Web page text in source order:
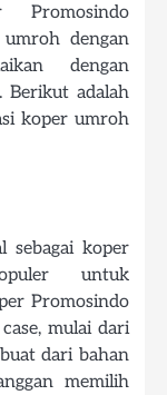
dengan
dengan
Berikut adalah
koper umroh
sebagai koper
untuk
Promosindo
mulai dari
dari bahan
memilih